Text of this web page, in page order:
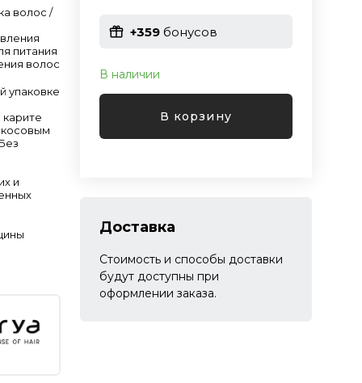
волос /
питания
волос
упаковке
и
+359бонусов
В наличии
В корзину
Доставка
Стоимость и способы доставки
будут доступны при
оформлении заказа.